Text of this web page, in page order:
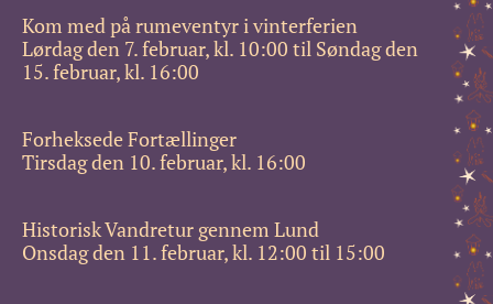
Kom med på rumeventyr i vinterferien
Lørdag den 7. februar, kl. 10:00 til Søndag den
15. februar, kl. 16:00
Forheksede Fortællinger
Tirsdag den 10. februar, kl. 16:00
Historisk Vandretur gennem Lund
Onsdag den 11. februar, kl. 12:00 til 15:00